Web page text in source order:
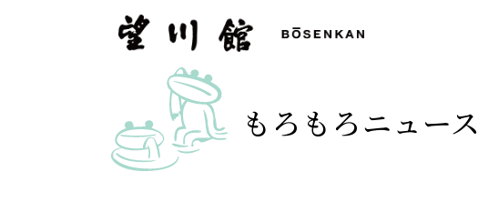
望
川
BOSENKAN
もろもろニュース